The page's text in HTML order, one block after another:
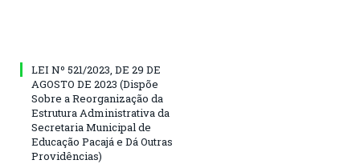
LEI Nº 521/2023, DE 29 DE
AGOSTO DE 2023 (Dispõe
Sobre a Reorganização da
Estrutura Administrativa da
Secretaria Municipal de
Educação Pacajá e Dá Outras
Providências)